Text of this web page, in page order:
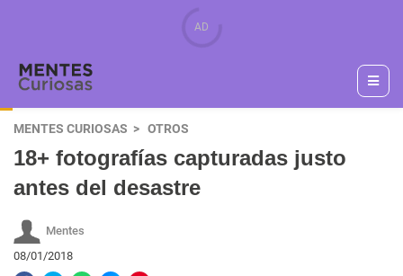
MENTES CURIOSAS OTROS
18+ fotografías capturadas justo
antes del desastre
Mentes
08/01/2018